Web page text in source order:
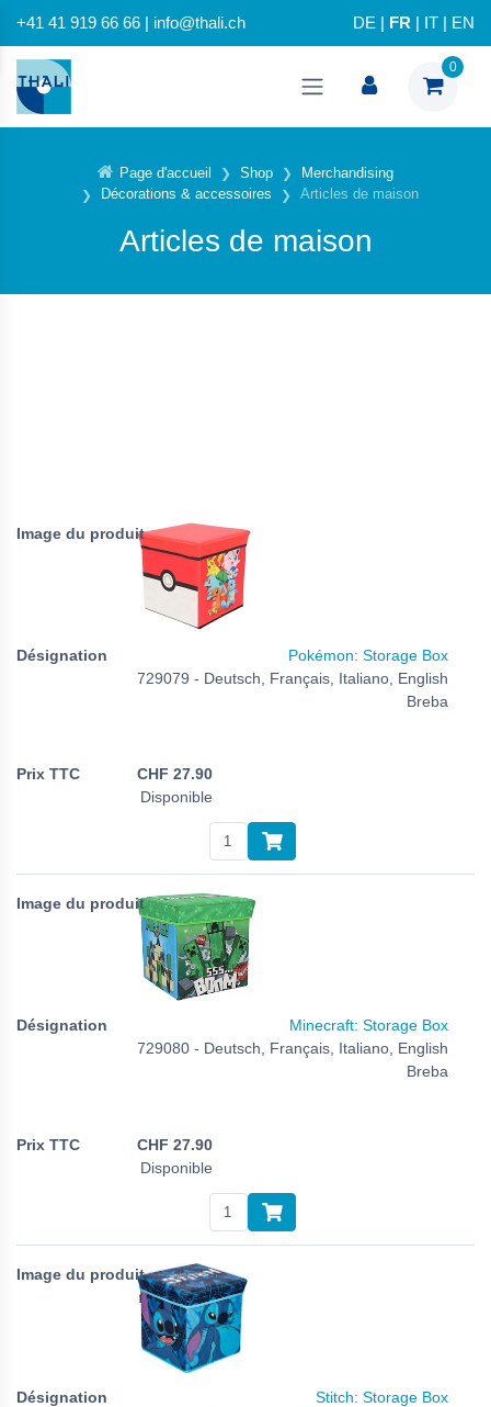
+41 41 919 66 66 | info@thali.ch DE FR IT EN
0
Page d'accueil Shop
Merchandising
Décorations & accessoires
Articles de maison
Articles de maison
Pokémon: Storage Box
729079 - Deutsch, Français, Italiano, English
Breba
CHF 27.90
Disponible
Minecraft: Storage Box
729080 - Deutsch, Français, Italiano, English
Breba
CHF 27.90
Disponible
Stitch: Storage Box